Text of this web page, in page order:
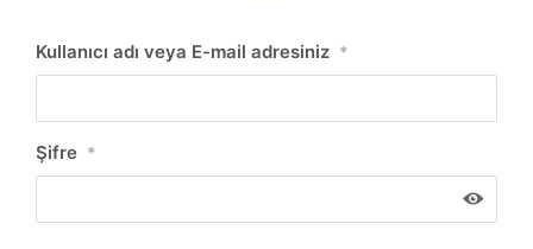
Kullanıcı adı veya E-mail adresiniz *
Şifre *
NBY Akıllı Asistan
AI kullanmadan, sitedeki gerçek yerlerle akıllı rota